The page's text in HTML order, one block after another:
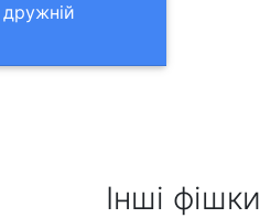
дружній
Інші фішки